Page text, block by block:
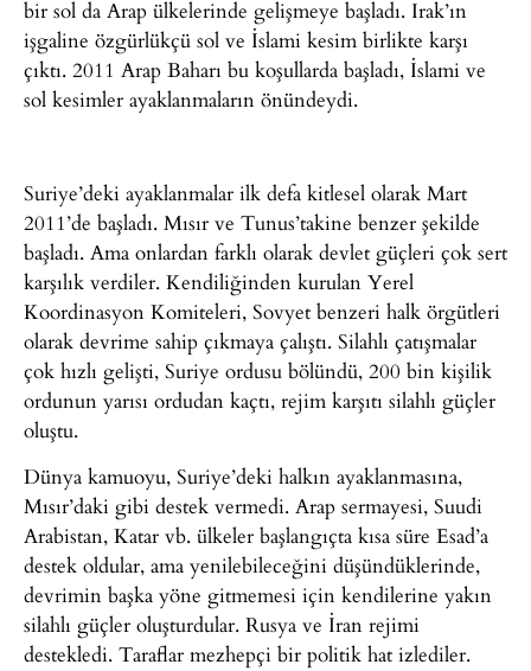
bir sol da Arap ülkelerinde gelişmeye başladı. Irak’ın
işgaline özgürlükçü sol ve İslami kesim birlikte karşı
çıktı. 2011 Arap Baharı bu koşullarda başladı, İslami ve
sol kesimler ayaklanmaların önündeydi.
Suriye’deki ayaklanmalar ilk defa kitlesel olarak Mart
2011’de başladı. Mısır ve Tunus’takine benzer şekilde
başladı. Ama onlardan farklı olarak devlet güçleri çok sert
karşılık verdiler. Kendiliğinden kurulan Yerel
Koordinasyon Komiteleri, Sovyet benzeri halk örgütleri
olarak devrime sahip çıkmaya çalıştı. Silahlı çatışmalar
çok hızlı gelişti, Suriye ordusu bölündü, 200 bin kişilik
ordunun yarısı ordudan kaçtı, rejim karşıtı silahlı güçler
oluştu.
Dünya kamuoyu, Suriye’deki halkın ayaklanmasına,
Mısır’daki gibi destek vermedi. Arap sermayesi, Suudi
Arabistan, Katar vb. ülkeler başlangıçta kısa süre Esad’a
destek oldular, ama yenilebileceğini düşündüklerinde,
devrimin başka yöne gitmemesi için kendilerine yakın
silahlı güçler oluşturdular. Rusya ve İran rejimi
destekledi. Taraflar mezhepçi bir politik hat izlediler.